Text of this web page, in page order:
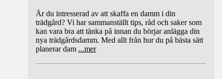
Är du intresserad av att skaffa en damm i din
trädgård? Vi har sammanställt tips, råd och saker som
kan vara bra att tänka på innan du börjar anlägga din
nya trädgårdsdamm. Med allt från hur du på bästa sätt
planerar dam ...mer